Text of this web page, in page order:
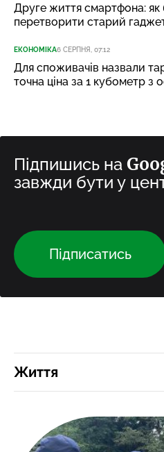
Друге життя смартфона:
перетворити старий
ЕКОНОМІКА6 СЕРПНЯ, 07:12
Для споживачів назвали
точна ціна за 1 кубометр з
Підпишись на
завжди бути у
Підписатись
Життя